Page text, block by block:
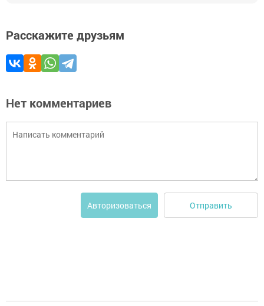
Расскажите друзьям
Нет комментариев
Авторизоваться Отправить